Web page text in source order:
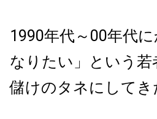
1990年代～00年代
なりたい」という
儲けのタネにしてき